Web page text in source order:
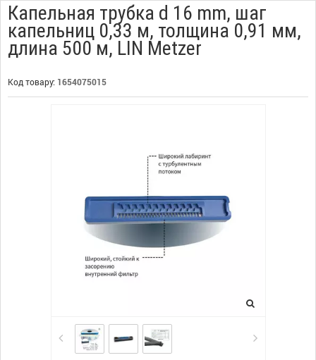
Капельная трубка d 16 mm, шаг
капельниц 0,33 м, толщина 0,91 мм,
длина 500 м, LIN Metzer
Код товару: 1654075015